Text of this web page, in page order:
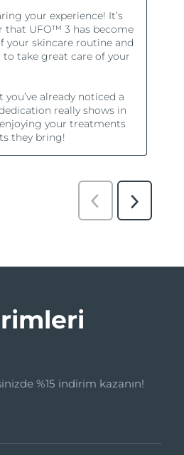
%15 indirim kazanın!